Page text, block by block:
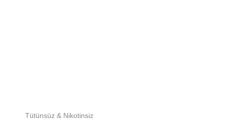
Tütünsüz & Nikotinsiz